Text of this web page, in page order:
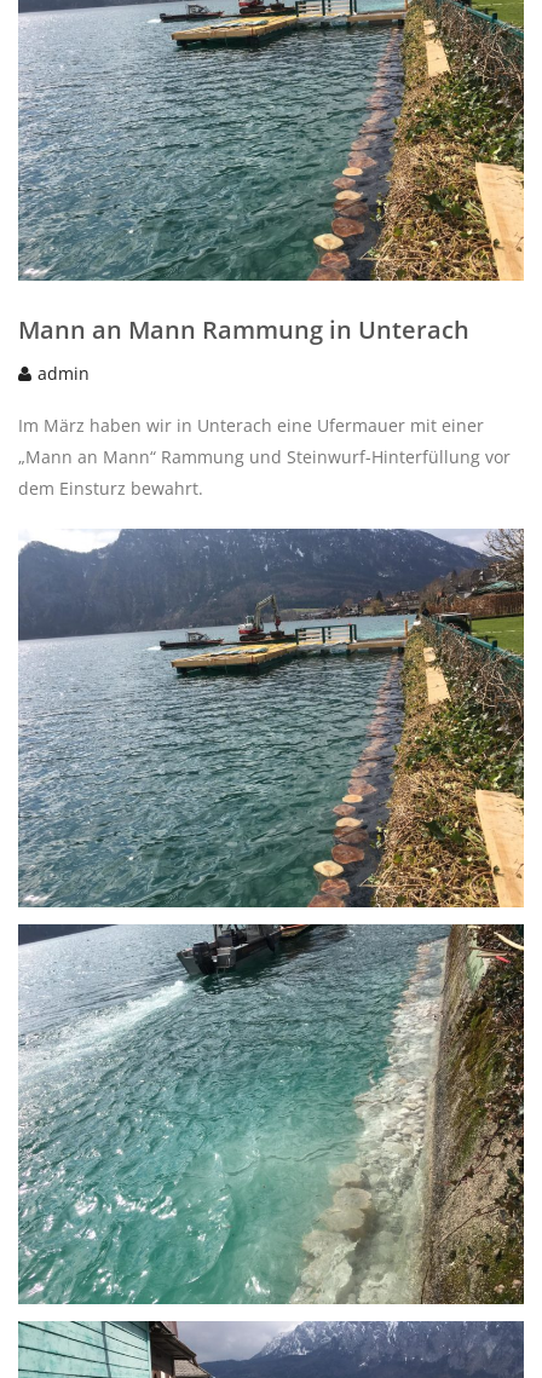
Mann an Mann Rammung in Unterach
admin
Im März haben wir in Unterach eine Ufermauer mit einer
„Mann an Mann“ Rammung und Steinwurf-Hinterfüllung vor
dem Einsturz bewahrt.